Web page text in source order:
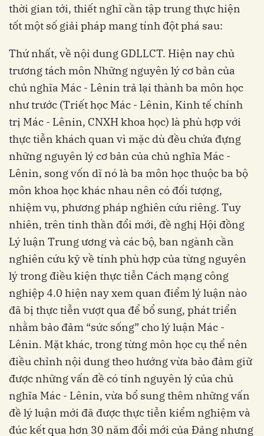
thời gian tới, thiết nghĩ cần tập trung thực hiện
tốt một số giải pháp mang tính đột phá sau:
Thứ nhất, về nội dung GDLLCT. Hiện nay chủ
trương tách môn Những nguyên lý cơ bản của
chủ nghĩa Mác - Lênin trả lại thành ba môn học
như trước (Triết học Mác - Lênin, Kinh tế chính
trị Mác - Lênin, CNXH khoa học) là phù hợp với
thực tiễn khách quan vì mặc dù đều chứa đựng
những nguyên lý cơ bản của chủ nghĩa Mác -
Lênin, song vốn dĩ nó là ba môn học thuộc ba bộ
môn khoa học khác nhau nên có đối tượng,
nhiệm vụ, phương pháp nghiên cứu riêng. Tuy
nhiên, trên tinh thần đổi mới, đề nghị Hội đồng
Lý luận Trung ương và các bộ, ban ngành cần
nghiên cứu kỹ về tính phù hợp của từng nguyên
lý trong điều kiện thực tiễn Cách mạng công
nghiệp 4.0 hiện nay xem quan điểm lý luận nào
đã bị thực tiễn vượt qua để bổ sung, phát triển
nhằm bảo đảm “sức sống” cho lý luận Mác -
Lênin. Mặt khác, trong từng môn học cụ thể nên
điều chỉnh nội dung theo hướng vừa bảo đảm giữ
được những vấn đề có tính nguyên lý của chủ
nghĩa Mác - Lênin, vừa bổ sung thêm những vấn
đề lý luận mới đã được thực tiễn kiểm nghiệm và
đúc kết qua hơn 30 năm đổi mới của Đảng nhưng